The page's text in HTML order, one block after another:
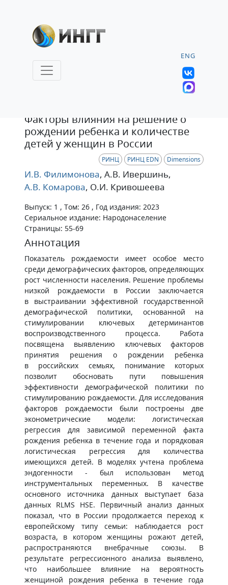
ENG
Факторы влияния на решение о
рождении ребенка и количестве
детей у женщин в России
РИНЦ РИНЦ EDN Dimensions
И.В. Филимонова, А.В. Ивершинь,
А.В. Комарова, О.И. Кривошеева
Выпуск: 1 , Том: 26 , Год издания: 2023
Сериальное издание: Народонаселение
Страницы: 55-69
Аннотация
Показатель рождаемости имеет особое место
среди демографических факторов, определяющих
рост численности населения. Решение проблемы
низкой рождаемости в России заключается
в выстраивании эффективной государственной
демографической политики, основанной на
стимулировании ключевых детерминантов
воспроизводственного процесса. Работа
посвящена выявлению ключевых факторов
принятия решения о рождении ребенка
в российских семьях, понимание которых
позволит обосновать пути повышения
эффективности демографической политики по
стимулированию рождаемости. Для исследования
факторов рождаемости были построены две
эконометрические модели: логистическая
регрессия для зависимой переменной факта
рождения ребенка в течение года и порядковая
логистическая регрессия для количества
имеющихся детей. В моделях учтена проблема
эндогенности - был использован метод
инструментальных переменных. В качестве
основного источника данных выступает база
данных RLMS HSE. Первичный анализ данных
показал, что в России продолжается переход к
европейскому типу семьи: наблюдается рост
возраста, в котором женщины рожают детей,
распространяются внебрачные союзы. В
результате регрессионного анализа выявлено,
что наибольшее влияние на вероятность
женщиной рождения ребенка в течение года